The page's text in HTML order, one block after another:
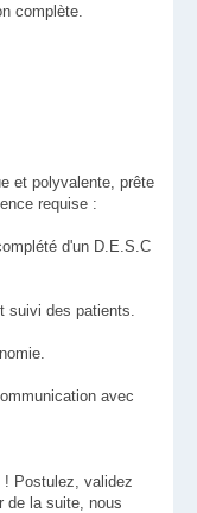
complète.
et polyvalente, prête
requise :
d'un D.E.S.C
suivi des patients.
avec
! Postulez, validez
de la suite, nous